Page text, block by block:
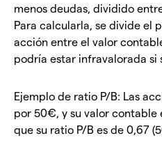
menos deudas, dividido
Para calcularla, se divide el
acción entre el valor
podría estar infravalorada si
Ejemplo de ratio P/B: Las
por 50€, y su valor
que su ratio P/B es de 0,67